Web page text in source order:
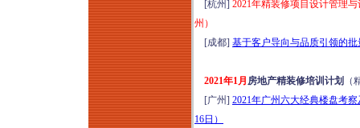
2026小体量商业运营
提效与营收增量实战
特训班（8月15-16日
成都）
优秀物业管理项目经
理训练营（2026年8
[杭州] 2021年精装修项目设计管理
州）
[成都] 基于客户导向与品质引领的
2021年1月 房地产精装修培训计划
[广州] 2021年广州六大经典楼盘考
16日）